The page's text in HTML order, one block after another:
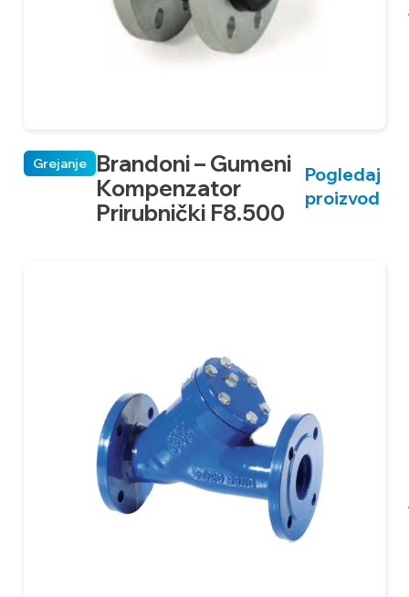
Brandoni – Gumeni
Kompenzator
Prirubnički F8.500
Grejanje
Pogledaj
proizvod